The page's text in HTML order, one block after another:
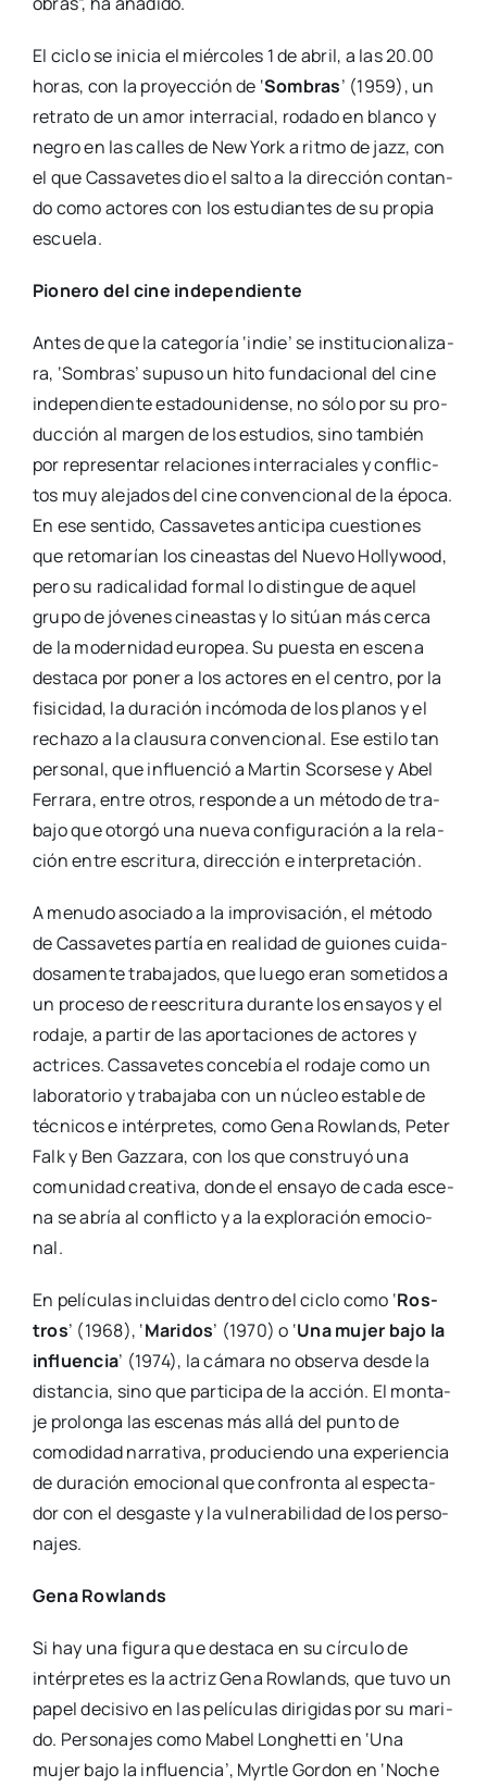
El ciclo se ini­cia el miér­co­les 1 de abril, a las 20.00
horas, con la pro­yec­ción de ‘Som­bras’ (1959), un
retra­to de un amor inter­ra­cial, roda­do en blan­co y
negro en las calles de New York a rit­mo de jazz, con
el que Cas­sa­ve­tes dio el sal­to a la direc­ción con­tan­
do como acto­res con los estu­dian­tes de su pro­pia
escue­la.
Pio­ne­ro del cine inde­pen­dien­te
Antes de que la cate­go­ría ‘indie’ se ins­ti­tu­cio­na­li­za­
ra, ‘Som­bras’ supu­so un hito fun­da­cio­nal del cine
inde­pen­dien­te esta­dou­ni­den­se, no sólo por su pro­
duc­ción al mar­gen de los estu­dios, sino tam­bién
por repre­sen­tar rela­cio­nes inter­ra­cia­les y con­flic­
tos muy ale­ja­dos del cine con­ven­cio­nal de la épo­ca.
En ese sen­ti­do, Cas­sa­ve­tes anti­ci­pa cues­tio­nes
que reto­ma­rían los cineas­tas del Nue­vo Holly­wood,
pero su radi­ca­li­dad for­mal lo dis­tin­gue de aquel
gru­po de jóve­nes cineas­tas y lo sitúan más cer­ca
de la moder­ni­dad euro­pea. Su pues­ta en esce­na
des­ta­ca por poner a los acto­res en el cen­tro, por la
fisi­ci­dad, la dura­ción incó­mo­da de los pla­nos y el
recha­zo a la clau­su­ra con­ven­cio­nal. Ese esti­lo tan
per­so­nal, que influen­ció a Mar­tin Scor­se­se y Abel
Ferra­ra, entre otros, res­pon­de a un méto­do de tra­
ba­jo que otor­gó una nue­va con­fi­gu­ra­ción a la rela­
ción entre escri­tu­ra, direc­ción e inter­pre­ta­ción.
A menu­do aso­cia­do a la impro­vi­sa­ción, el méto­do
de Cas­sa­ve­tes par­tía en reali­dad de guio­nes cui­da­
do­sa­men­te tra­ba­ja­dos, que lue­go eran some­ti­dos a
un pro­ce­so de rees­cri­tu­ra duran­te los ensa­yos y el
roda­je, a par­tir de las apor­ta­cio­nes de acto­res y
actri­ces. Cas­sa­ve­tes con­ce­bía el roda­je como un
labo­ra­to­rio y tra­ba­ja­ba con un núcleo esta­ble de
téc­ni­cos e intér­pre­tes, como Gena Row­lands, Peter
Falk y Ben Gaz­za­ra, con los que cons­tru­yó una
comu­ni­dad crea­ti­va, don­de el ensa­yo de cada esce­
na se abría al con­flic­to y a la explo­ra­ción emo­cio­
nal.
En pelí­cu­las inclui­das den­tro del ciclo como ‘Ros­
tros’ (1968), ‘Mari­dos’ (1970) o ‘Una mujer bajo la
influen­cia’ (1974), la cáma­ra no obser­va des­de la
dis­tan­cia, sino que par­ti­ci­pa de la acción. El mon­ta­
je pro­lon­ga las esce­nas más allá del pun­to de
como­di­dad narra­ti­va, pro­du­cien­do una expe­rien­cia
de dura­ción emo­cio­nal que con­fron­ta al espec­ta­
dor con el des­gas­te y la vul­ne­ra­bi­li­dad de los per­so­
na­jes.
Gena Row­lands
Si hay una figu­ra que des­ta­ca en su círcu­lo de
intér­pre­tes es la actriz Gena Row­lands, que tuvo un
papel deci­si­vo en las pelí­cu­las diri­gi­das por su mari­
do. Per­so­na­jes como Mabel Longhet­ti en ‘Una
mujer bajo la influen­cia’, Myrtle Gor­don en ‘Noche